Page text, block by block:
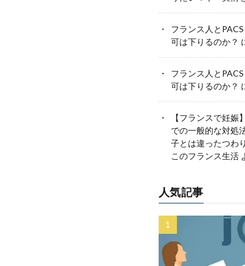
フランス人と
可は下りるのか？
フランス人と
可は下りるのか？
【フランスで妊娠
での一般的な対処
子とは違ったつわ
このフランス生活
人気記事